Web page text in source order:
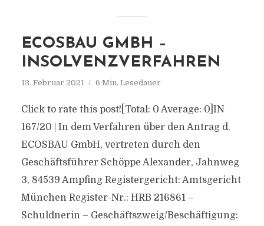
ECOSBAU GMBH –
INSOLVENZVERFAHREN
13. Februar 2021 6 Min. Lesedauer
Click to rate this post![Total: 0 Average: 0]IN
167/20 | In dem Verfahren über den Antrag d.
ECOSBAU GmbH, vertreten durch den
Geschäftsführer Schöppe Alexander, Jahnweg
3, 84539 Ampfing Registergericht: Amtsgericht
München Register-Nr.: HRB 216861 –
Schuldnerin – Geschäftszweig/Beschäftigung: